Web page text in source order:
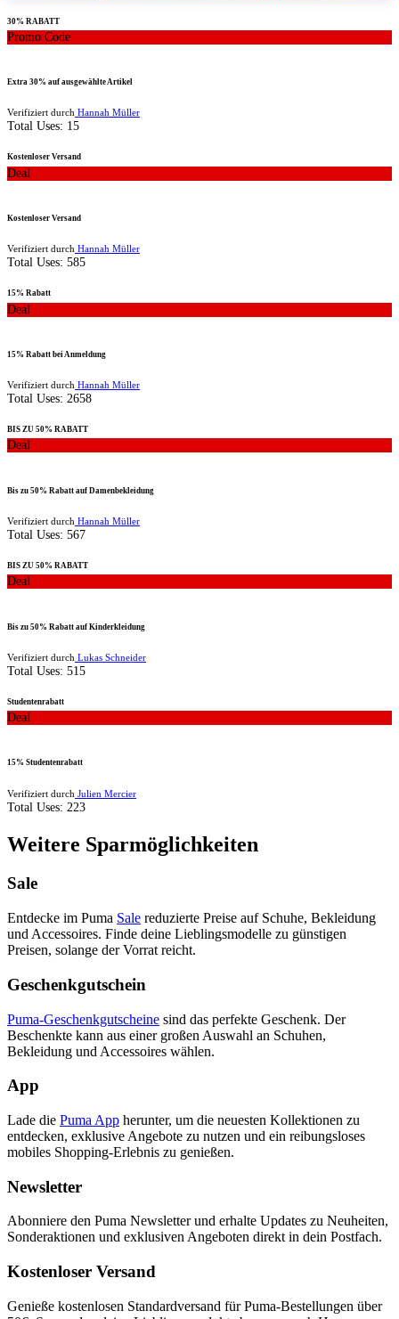
30% RABATT
Promo Code
Extra 30% auf ausgewählte Artikel
Verifiziert durch Hannah Müller
Total Uses: 15
Kostenloser Versand
Deal
Kostenloser Versand
Verifiziert durch Hannah Müller
Total Uses: 585
15% Rabatt
Deal
15% Rabatt bei Anmeldung
Verifiziert durch Hannah Müller
Total Uses: 2658
BIS ZU 50% RABATT
Deal
Bis zu 50% Rabatt auf Damenbekleidung
Verifiziert durch Hannah Müller
Total Uses: 567
BIS ZU 50% RABATT
Deal
Bis zu 50% Rabatt auf Kinderkleidung
Verifiziert durch Lukas Schneider
Total Uses: 515
Studentenrabatt
Deal
15% Studentenrabatt
Verifiziert durch Julien Mercier
Total Uses: 223
Weitere Sparmöglichkeiten
Sale
Entdecke im Puma Sale reduzierte Preise auf Schuhe, Bekleidung
und Accessoires. Finde deine Lieblingsmodelle zu günstigen
Preisen, solange der Vorrat reicht.
Geschenkgutschein
Puma-Geschenkgutscheine sind das perfekte Geschenk. Der
Beschenkte kann aus einer großen Auswahl an Schuhen,
Bekleidung und Accessoires wählen.
App
Lade die Puma App herunter, um die neuesten Kollektionen zu
entdecken, exklusive Angebote zu nutzen und ein reibungsloses
mobiles Shopping-Erlebnis zu genießen.
Newsletter
Abonniere den Puma Newsletter und erhalte Updates zu Neuheiten,
Sonderaktionen und exklusiven Angeboten direkt in dein Postfach.
Kostenloser Versand
Genieße kostenlosen Standardversand für Puma-Bestellungen über